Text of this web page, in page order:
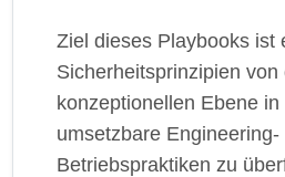
Ziel dieses Playbooks ist
Sicherheitsprinzipien von
konzeptionellen Ebene in
umsetzbare Engineering-
Betriebspraktiken zu